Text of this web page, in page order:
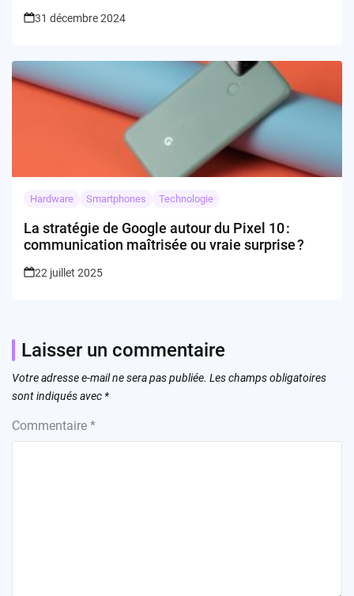
31 décembre 2024
Hardware Smartphones Technologie
La stratégie de Google autour du Pixel 10 :
communication maîtrisée ou vraie surprise ?
22 juillet 2025
Laisser un commentaire
Votre adresse e-mail ne sera pas publiée. Les champs obligatoires
sont indiqués avec *
Commentaire *